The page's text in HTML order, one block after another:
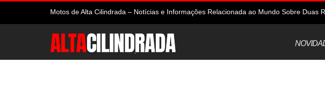
Motos de Alta Cilindrada – Notícias e Informações Relacionada ao Mundo Sobre Duas